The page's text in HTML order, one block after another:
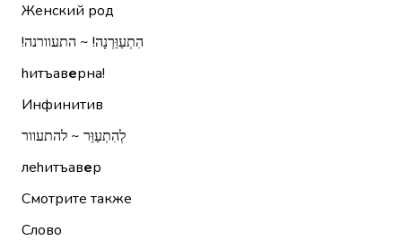
Женский род
הִתְעַוֵּרְנָה!‏ ~ התעוורנה!‏
hитъаверна!
Инфинитив
לְהִתְעַוֵּר ~ להתעוור
леhитъавер
Смотрите также
Слово